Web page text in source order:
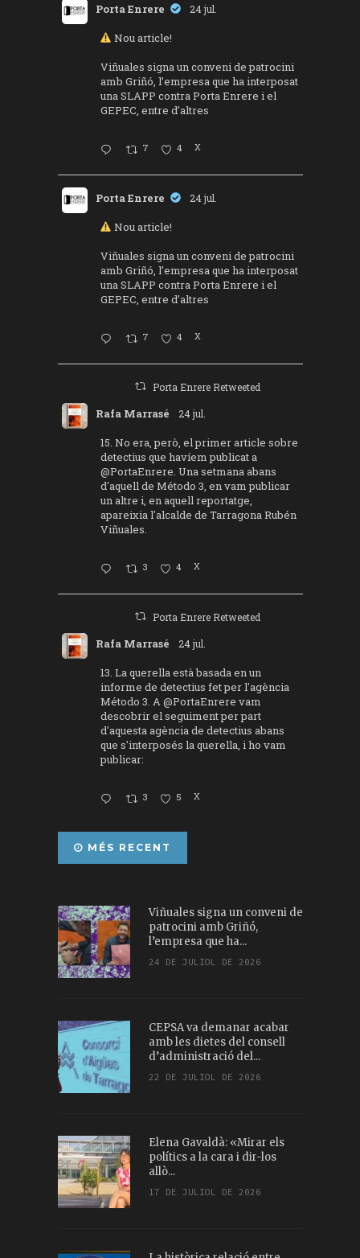
Porta Enrere 24 jul.
Nou article!
Viñuales signa un conveni de patrocini
amb Griñó, l’empresa que ha interposat
una SLAPP contra Porta Enrere i el
GEPEC, entre d’altres
7 4 X
Porta Enrere 24 jul.
Nou article!
Viñuales signa un conveni de patrocini
amb Griñó, l’empresa que ha interposat
una SLAPP contra Porta Enrere i el
GEPEC, entre d’altres
7 4 X
Porta Enrere Retweeted
Rafa Marrasé 24 jul.
15. No era, però, el primer article sobre
detectius que havíem publicat a
@PortaEnrere. Una setmana abans
d'aquell de Método 3, en vam publicar
un altre i, en aquell reportatge,
apareixia l'alcalde de Tarragona Rubén
Viñuales.
3 4 X
Porta Enrere Retweeted
Rafa Marrasé 24 jul.
13. La querella està basada en un
informe de detectius fet per l'agència
Método 3. A@PortaEnrere vam
descobrir el seguiment per part
d'aquesta agència de detectius abans
que s'interposés la querella, i ho vam
publicar:
3 5 X
MÉS RECENT
Viñuales signa un conveni de
patrocini amb Griñó,
l’empresa que ha...
24 DE JULIOL DE 2026
CEPSA va demanar acabar
amb les dietes del consell
d’administració del...
22 DE JULIOL DE 2026
Elena Gavaldà: «Mirar els
polítics a la cara i dir-los
allò...
17 DE JULIOL DE 2026